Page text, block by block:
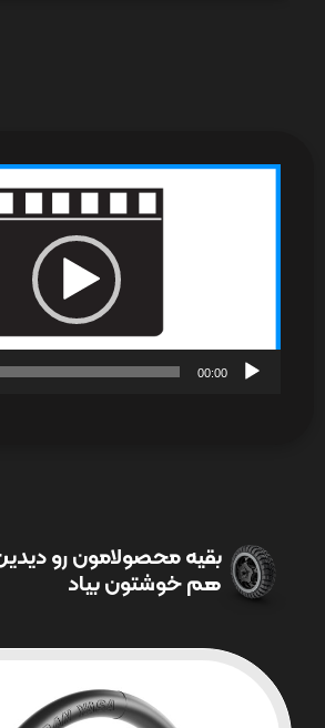
00:00
بقیه محصولامون رو
هم خوشتون بیاد